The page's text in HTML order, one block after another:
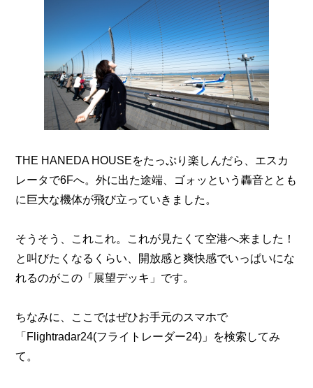
THE HANEDA HOUSEをたっぷり楽しんだら、エスカ
レータで6Fへ。外に出た途端、ゴォッという轟音ととも
に巨大な機体が飛び立っていきました。
そうそう、これこれ。これが見たくて空港へ来ました！
と叫びたくなるくらい、開放感と爽快感でいっぱいにな
れるのがこの「展望デッキ」です。
ちなみに、ここではぜひお手元のスマホで
「Flightradar24(フライトレーダー24)」を検索してみ
て。